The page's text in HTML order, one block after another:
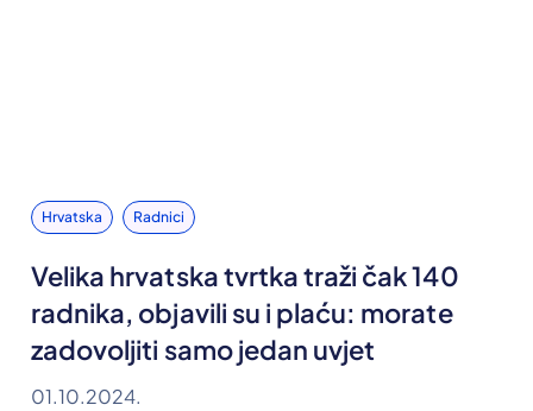
Hrvatska Radnici
Velika hrvatska tvrtka traži čak 140
radnika, objavili su i plaću: morate
zadovoljiti samo jedan uvjet
01.10.2024.